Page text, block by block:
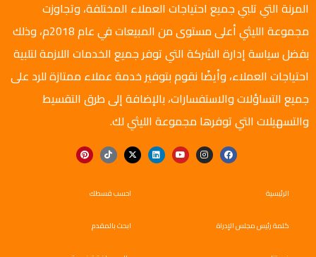
المرنة التي تلبي جميع احتياجات العملاء المختلفة، وتجاوزت
مجموعة الليثي أعلى مستوى من المبيعات في عام 2018م، وذلك
بفضل سياسة إدارة الشركة التي توفر جميع الخدمات اللازمة لتلبية
احتياجات العملاء، وأيضًا نقوم بتوفير خدمة عملاء ممتازة للرد على
جميع التساؤلات والاستفسارات، بالإضافة إلى طرق التقسيط
والتسهيلات التي توفرها مجموعة الليثي لك.
الرئيسية
كلمة رئيس مجلس الإدراة
احسب قسطك
ابحث بالمقدم